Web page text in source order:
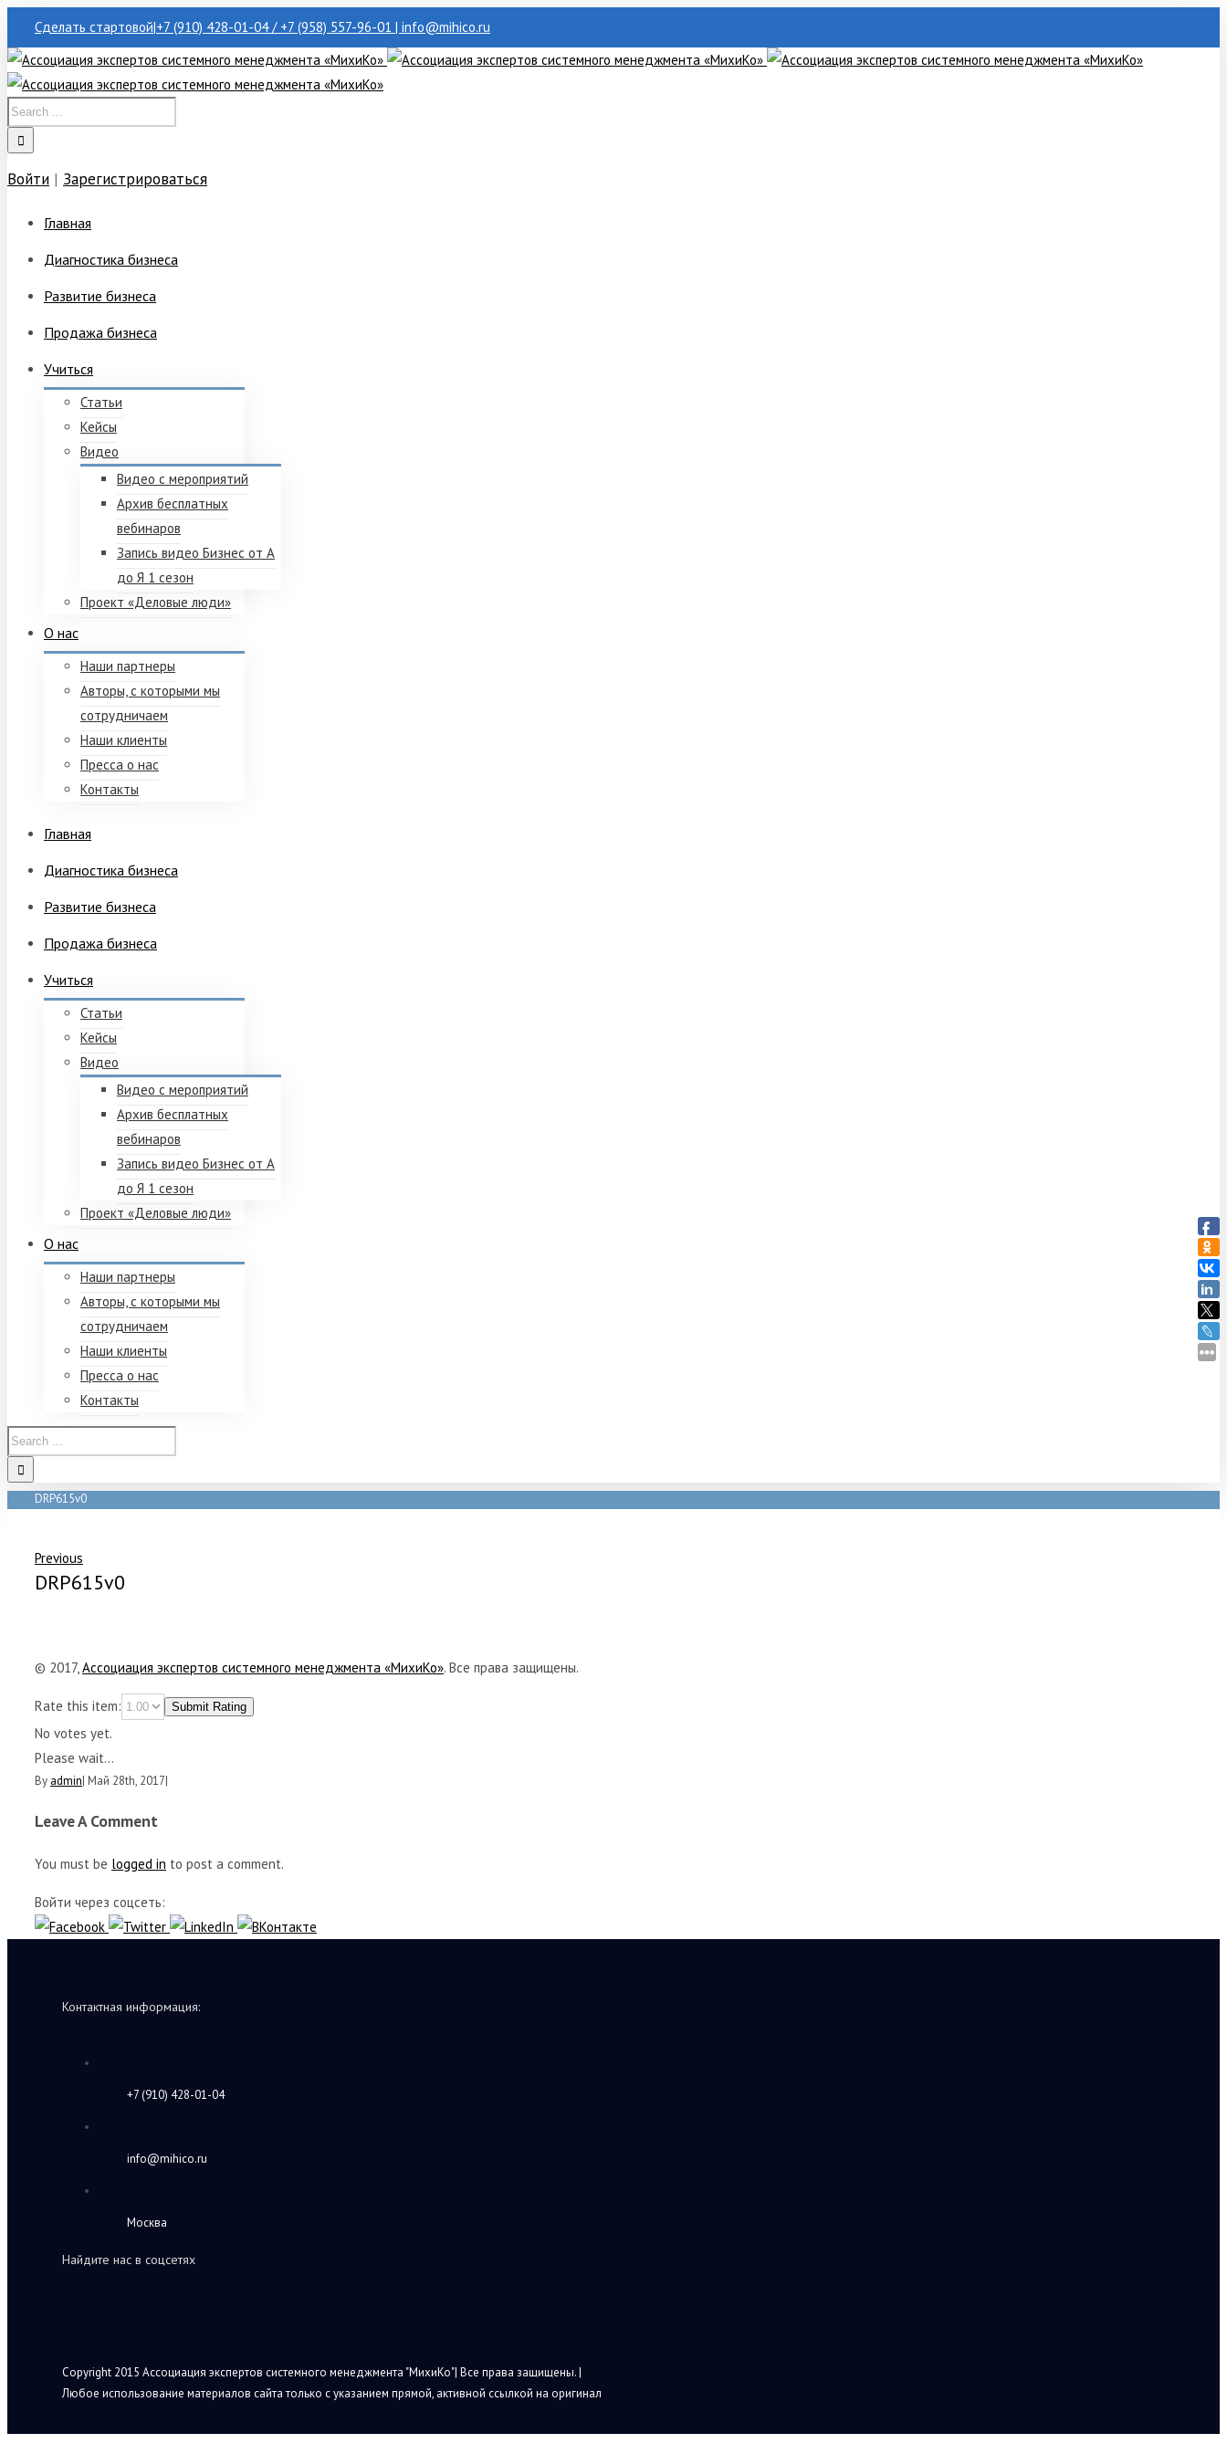
Сделать стартовой|+7 (910) 428-01-04 / +7 (958) 557-96-01 | info@mihico.ru
Войти | Зарегистрироваться
Главная
Диагностика бизнеса
Развитие бизнеса
Продажа бизнеса
Учиться
Статьи
Кейсы
Видео
Видео с мероприятий
Архив бесплатных
вебинаров
Запись видео Бизнес от А
до Я 1 сезон
Проект «Деловые люди»
О нас
Наши партнеры
Авторы, с которыми мы
сотрудничаем
Наши клиенты
Пресса о нас
Контакты
Главная
Диагностика бизнеса
Развитие бизнеса
Продажа бизнеса
Учиться
Статьи
Кейсы
Видео
Видео с мероприятий
Архив бесплатных
вебинаров
Запись видео Бизнес от А
до Я 1 сезон
Проект «Деловые люди»
О нас
Наши партнеры
Авторы, с которыми мы
сотрудничаем
Наши клиенты
Пресса о нас
Контакты
DRP615v0
Previous
DRP615v0
© 2017,Ассоциация экспертов системного менеджмента «МихиКо». Все права защищены.
Rate this item: Submit Rating
No votes yet.
Please wait...
By admin| Май 28th, 2017|
Leave A Comment
You must be logged in to post a comment.
Войти через соцсеть:
Контактная информация:
+7 (910) 428-01-04
info@mihico.ru
Москва
Найдите нас в соцсетях
Copyright 2015 Ассоциация экспертов системного менеджмента "МихиКо"| Все права защищены. |
Любое использование материалов сайта только с указанием прямой, активной ссылкой на оригинал